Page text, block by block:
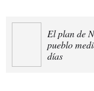
El plan de
pueblo
días